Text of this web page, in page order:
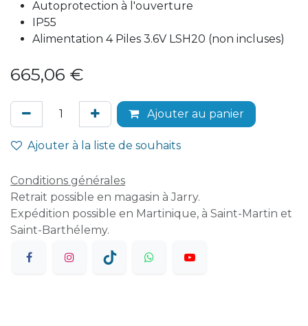
Autoprotection à l'ouverture
IP55
Alimentation 4 Piles 3.6V LSH20 (non incluses)
665,06 €
Ajouter au panier
Ajouter à la liste de souhaits
Conditions générales
Retrait possible en magasin à Jarry.
Expédition possible en Martinique, à Saint-Martin et
Saint-Barthélemy.